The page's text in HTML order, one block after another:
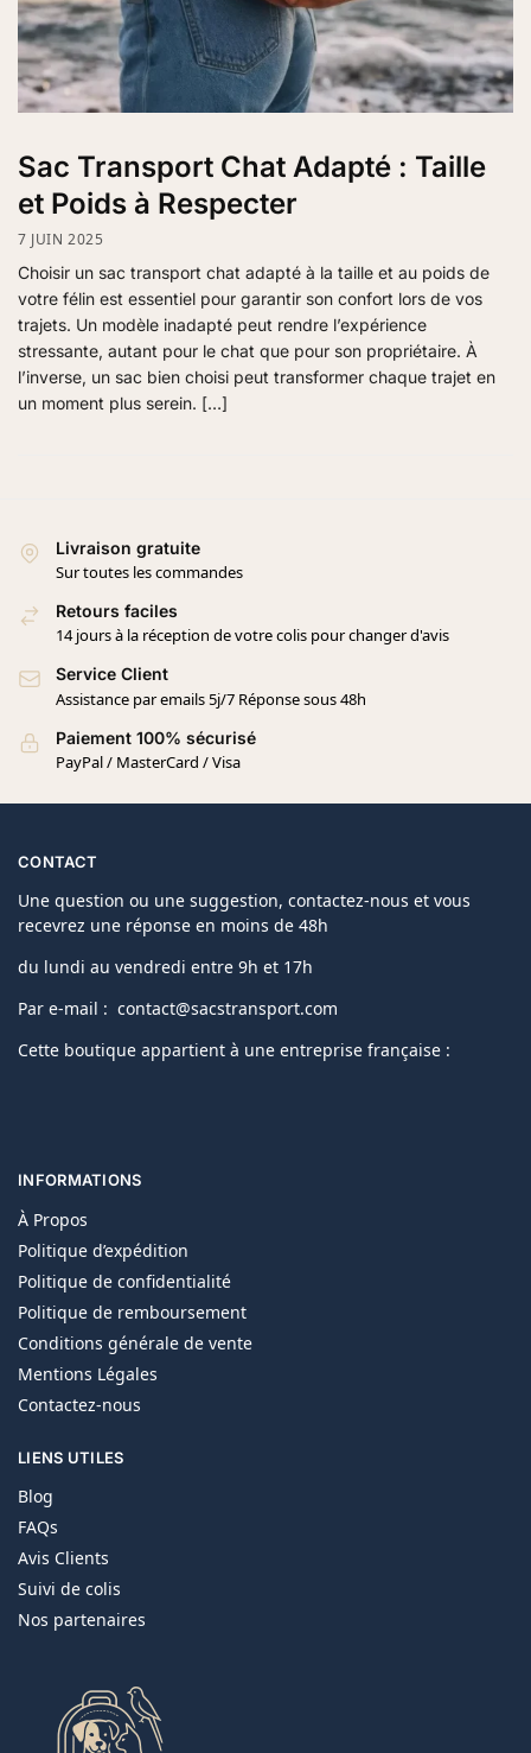
Sac Transport Chat Adapté : Taille
et Poids à Respecter
7 JUIN 2025
Choisir un sac transport chat adapté à la taille et au poids de
votre félin est essentiel pour garantir son confort lors de vos
trajets. Un modèle inadapté peut rendre l’expérience
stressante, autant pour le chat que pour son propriétaire. À
l’inverse, un sac bien choisi peut transformer chaque trajet en
un moment plus serein. […]
Livraison gratuite
Sur toutes les commandes
Retours faciles
14 jours à la réception de votre colis pour changer d'avis
Service Client
Assistance par emails 5j/7 Réponse sous 48h
Paiement 100% sécurisé
PayPal / MasterCard / Visa
CONTACT
Une question ou une suggestion, contactez-nous et vous
recevrez une réponse en moins de 48h
du lundi au vendredi entre 9h et 17h
Par e-mail : contact@sacstransport.com
Cette boutique appartient à une entreprise française :
INFORMATIONS
À Propos
Politique d’expédition
Politique de confidentialité
Politique de remboursement
Conditions générale de vente
Mentions Légales
Contactez-nous
LIENS UTILES
Blog
FAQs
Avis Clients
Suivi de colis
Nos partenaires